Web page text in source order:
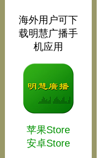
海外用户可下
载明慧广播手
机应用
苹果Store
安卓Store